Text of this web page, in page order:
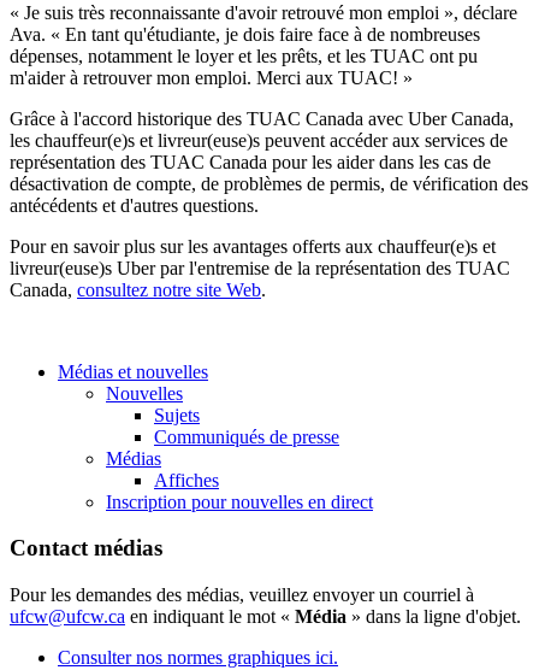
« Je suis très reconnaissante d'avoir retrouvé mon emploi », déclare
Ava. « En tant qu'étudiante, je dois faire face à de nombreuses
dépenses, notamment le loyer et les prêts, et les TUAC ont pu
m'aider à retrouver mon emploi. Merci aux TUAC! »
Grâce à l'accord historique des TUAC Canada avec Uber Canada,
les chauffeur(e)s et livreur(euse)s peuvent accéder aux services de
représentation des TUAC Canada pour les aider dans les cas de
désactivation de compte, de problèmes de permis, de vérification des
antécédents et d'autres questions.
Pour en savoir plus sur les avantages offerts aux chauffeur(e)s et
livreur(euse)s Uber par l'entremise de la représentation des TUAC
Canada, consultez notre site Web.
Médias et nouvelles
Nouvelles
Sujets
Communiqués de presse
Médias
Affiches
Inscription pour nouvelles en direct
Contact médias
Pour les demandes des médias, veuillez envoyer un courriel à
ufcw@ufcw.ca en indiquant le mot « Média » dans la ligne d'objet.
Consulter nos normes graphiques ici.